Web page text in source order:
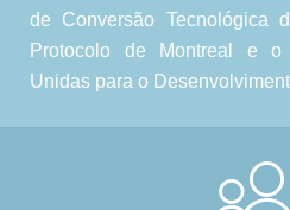
de Conversão Tecnológica
Protocolo de Montreal e o
Unidas para o